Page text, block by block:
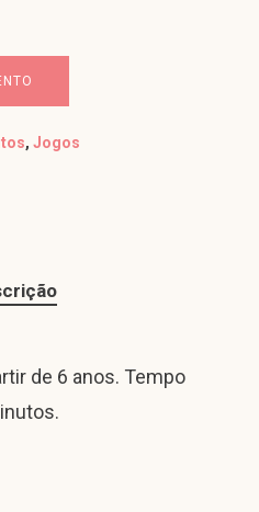
, Jogos
de 6 anos. Tempo